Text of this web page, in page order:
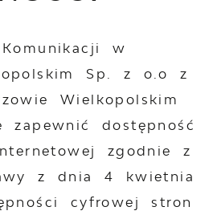
w
Sp. z o.o z
Wielkopolskim
zapewnić dostępność
zgodnie z
z dnia 4 kwietnia
cyfrowej stron